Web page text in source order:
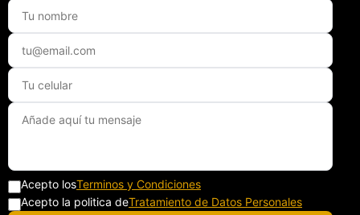
Acepto losTerminos y Condiciones
Acepto la politica deTratamiento de Datos Personales